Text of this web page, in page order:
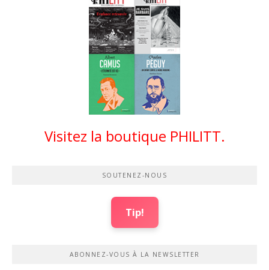
Visitez la boutique PHILITT.
SOUTENEZ-NOUS
Tip!
ABONNEZ-VOUS À LA NEWSLETTER